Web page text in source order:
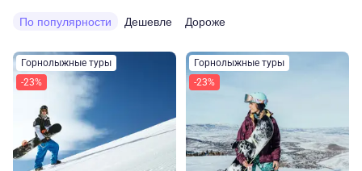
По популярности Дешевле Дороже
Горнолыжные туры
-23%
Горнолыжные туры
-23%